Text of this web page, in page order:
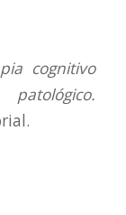
cognitivo